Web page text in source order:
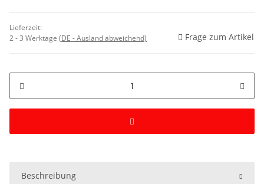
Lieferzeit:
2 - 3 Werktage (DE - Ausland abweichend) Frage zum Artikel
Beschreibung